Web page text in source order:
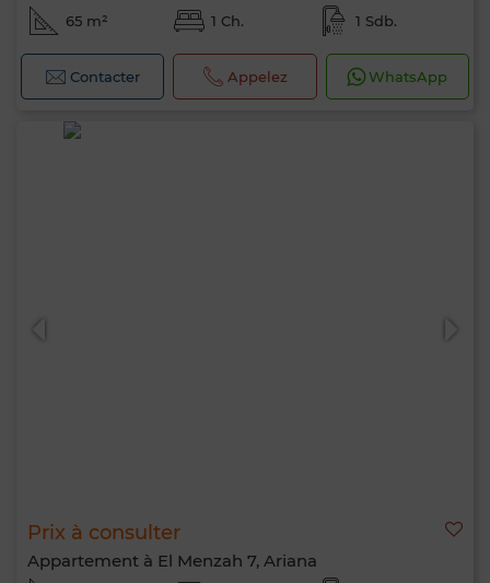
65 m² 1 Ch. 1 Sdb.
Contacter Appelez WhatsApp
Prix à consulter
Appartement à El Menzah 7, Ariana